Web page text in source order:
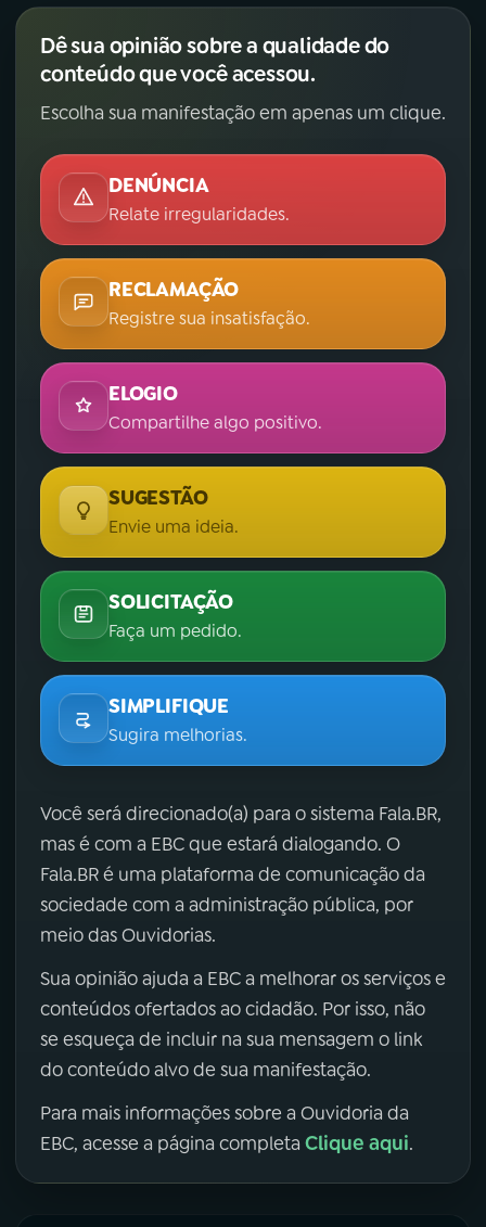
Dê sua opinião sobre a qualidade do
conteúdo que você acessou.
Escolha sua manifestação em apenas um clique.
DENÚNCIA
Relate irregularidades.
RECLAMAÇÃO
Registre sua insatisfação.
ELOGIO
Compartilhe algo positivo.
SUGESTÃO
Envie uma ideia.
SOLICITAÇÃO
Faça um pedido.
SIMPLIFIQUE
Sugira melhorias.
Você será direcionado(a) para o sistema Fala.BR,
mas é com a EBC que estará dialogando. O
Fala.BR é uma plataforma de comunicação da
sociedade com a administração pública, por
meio das Ouvidorias.
Sua opinião ajuda a EBC a melhorar os serviços e
conteúdos ofertados ao cidadão. Por isso, não
se esqueça de incluir na sua mensagem o link
do conteúdo alvo de sua manifestação.
Para mais informações sobre a Ouvidoria da
EBC, acesse a página completa Clique aqui.